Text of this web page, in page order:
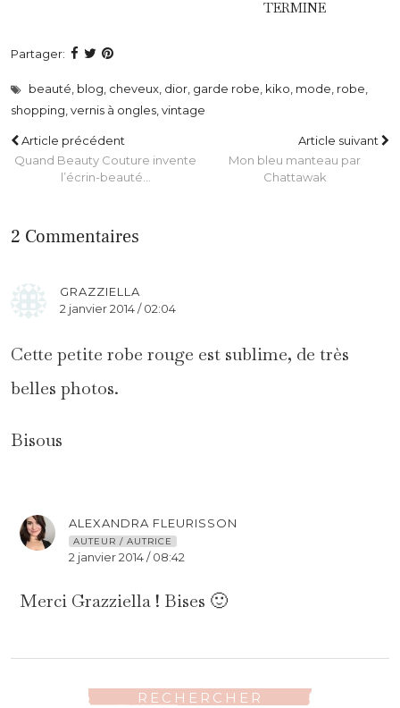
TERMINE
Partager:
beauté, blog, cheveux, dior, garde robe, kiko, mode, robe,
shopping,vernis à ongles,vintage
Article précédent
Quand Beauty Couture invente
l’écrin-beauté…
Article suivant
Mon bleu manteau par
Chattawak
2 Commentaires
GRAZZIELLA
2 janvier 2014 / 02:04
Cette petite robe rouge est sublime, de très
belles photos.
Bisous
ALEXANDRA FLEURISSON
AUTEUR / AUTRICE
2 janvier 2014 / 08:42
Merci Grazziella ! Bises 🙂
RECHERCHER